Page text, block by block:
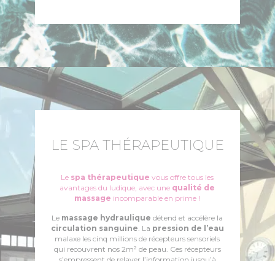
LE SPA THÉRAPEUTIQUE
Le spa thérapeutique vous offre tous les
avantages du ludique, avec une qualité de
massage incomparable en prime !
Le massage hydraulique détend et accélère la
circulation sanguine . La pression de l’eau
malaxe les cinq millions de récepteurs sensoriels
qui recouvrent nos 2m² de peau. Ces récepteurs